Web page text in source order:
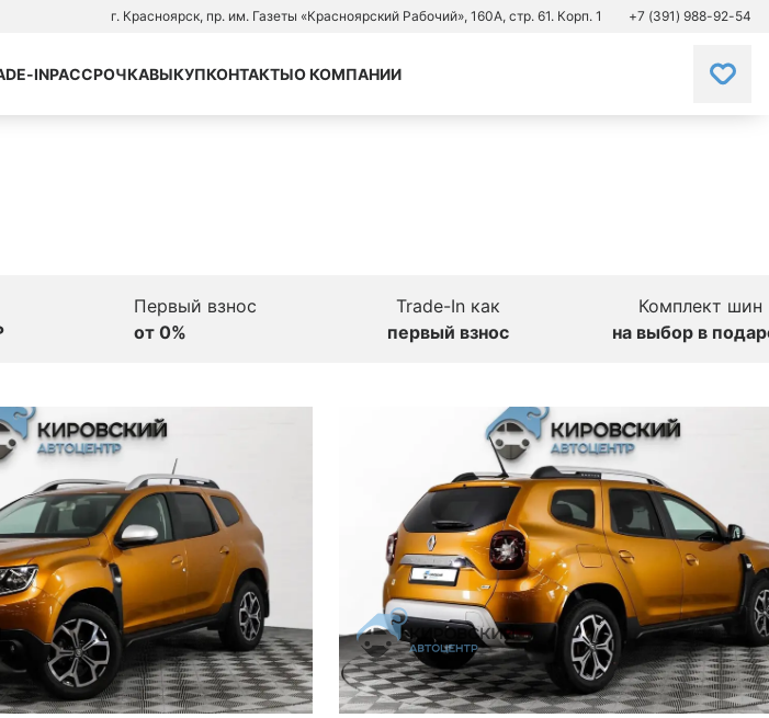
г. Красноярск, пр. им. Газеты «Красноярский Рабочий», 160А, стр. 61. Корп. 1 +7 (391) 988-92-54
INРАССРОЧКАВЫКУПКОНТАКТЫО КОМПАНИИ
Первый взнос
от 0%
Trade-In как
первый взнос
Комплект шин
на выбор в